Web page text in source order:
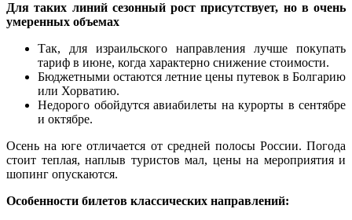
Для таких линий сезонный рост присутствует, но в очень
умеренных объемах
Так, для израильского направления лучше покупать
тариф в июне, когда характерно снижение стоимости.
Бюджетными остаются летние цены путевок в Болгарию
или Хорватию.
Недорого обойдутся авиабилеты на курорты в сентябре
и октябре.
Осень на юге отличается от средней полосы России. Погода
стоит теплая, наплыв туристов мал, цены на мероприятия и
шопинг опускаются.
Особенности билетов классических направлений: